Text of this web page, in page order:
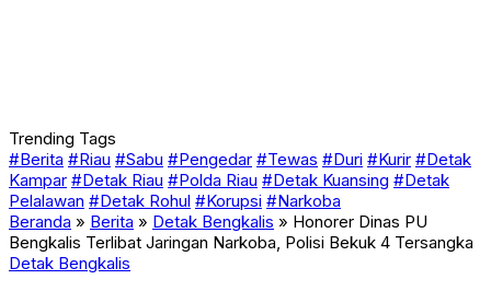
Trending Tags
#Berita #Riau #Sabu #Pengedar #Tewas #Duri #Kurir #Detak
Kampar #Detak Riau #Polda Riau #Detak Kuansing #Detak
Pelalawan #Detak Rohul #Korupsi #Narkoba
Beranda » Berita » Detak Bengkalis » Honorer Dinas PU
Bengkalis Terlibat Jaringan Narkoba, Polisi Bekuk 4 Tersangka
Detak Bengkalis